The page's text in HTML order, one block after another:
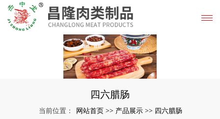
四六腊肠
当前位置： 网站首页 >> 产品展示 >> 四六腊肠